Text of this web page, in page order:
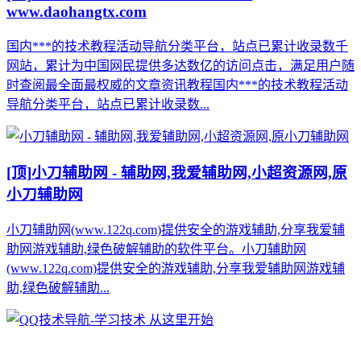
www.daohangtx.com
国内***的技术教程活动导航分类平台，站点已累计收录数千
网站，累计为中国网民提供多达数亿的访问点击，满足用户随
时查阅最全面最权威的文章资讯教程国内***的技术教程活动
导航分类平台，站点已累计收录数...
[顶]小刀辅助网 - 辅助网,我爱辅助网,小超资源网,原
小刀辅助网
小刀辅助网(www.122q.com)提供安全的游戏辅助,分享我爱辅
助网游戏辅助,绿色破解辅助的软件平台。小刀辅助网
(www.122q.com)提供安全的游戏辅助,分享我爱辅助网游戏辅
助,绿色破解辅助...